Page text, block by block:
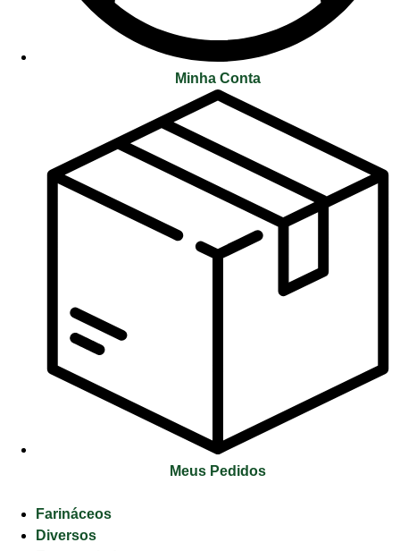
Minha Conta
Meus Pedidos
Farináceos
Diversos